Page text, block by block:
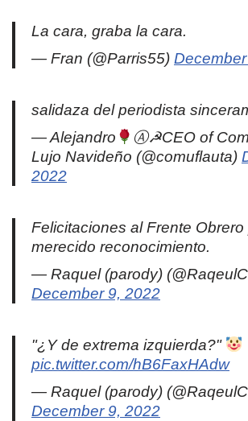
La cara, graba la cara.
— Fran (@Parris55)
salidaza del periodista
— Alejandro
Ⓐ☭CEO of
Lujo Navideño (@comuflauta)
2022
Felicitaciones al Frente Obrero
merecido reconocimiento.
— Raquel (parody)
December 9, 2022
"¿Y de extrema izquierda?"
pic.twitter.com/hB6FaxHAdw
— Raquel (parody)
December 9, 2022